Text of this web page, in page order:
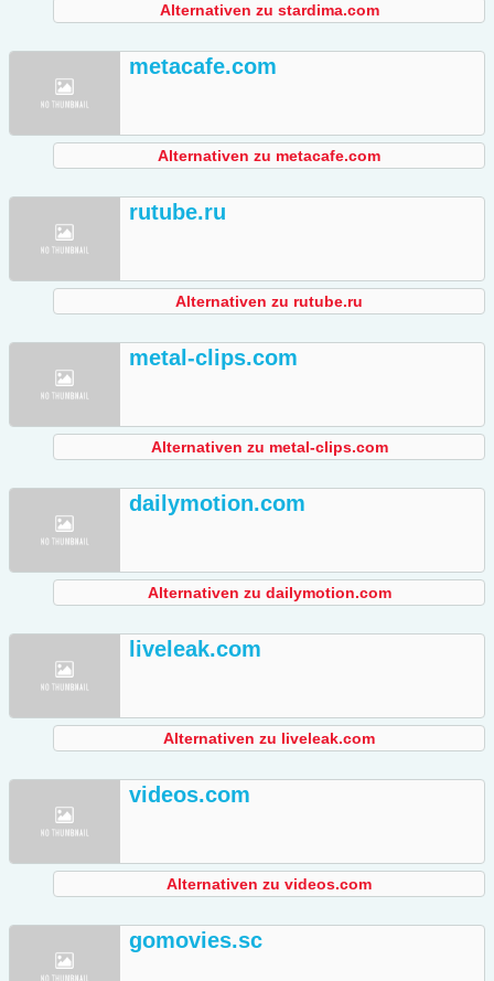
Alternativen zu stardima.com
metacafe.com
Alternativen zu metacafe.com
rutube.ru
Alternativen zu rutube.ru
metal-clips.com
Alternativen zu metal-clips.com
dailymotion.com
Alternativen zu dailymotion.com
liveleak.com
Alternativen zu liveleak.com
videos.com
Alternativen zu videos.com
gomovies.sc